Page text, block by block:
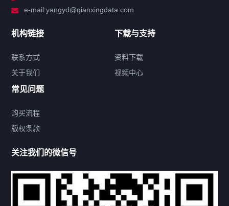
联系方式
热门标签
机构链接
联系方式 关于我们
下载与支持
e-mail:yangyd@qianxingdata.com
机构链接
联系方式
关于我们
下载与支持
资料下载
视频中心
常见问题
购买流程
版权条款
关注我们的微信号